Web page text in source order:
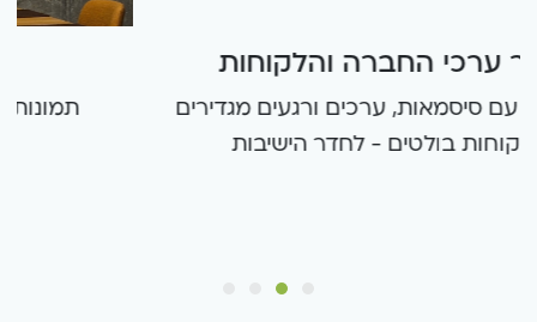
קיר ערכי החברה והלקוחות
ריבועים עם סיסמאות, ערכים ורגעים מגדירים
ולקוחות בולטים - לחדר הישיבות